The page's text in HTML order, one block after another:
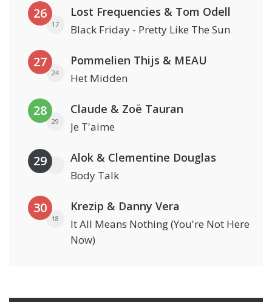
26
17
Lost Frequencies & Tom Odell
Black Friday - Pretty Like The Sun
27
24
Pommelien Thijs & MEAU
Het Midden
28
29
Claude & Zoë Tauran
Je T'aime
29 Alok & Clementine Douglas
Body Talk
30
18
Krezip & Danny Vera
It All Means Nothing (You're Not Here
Now)